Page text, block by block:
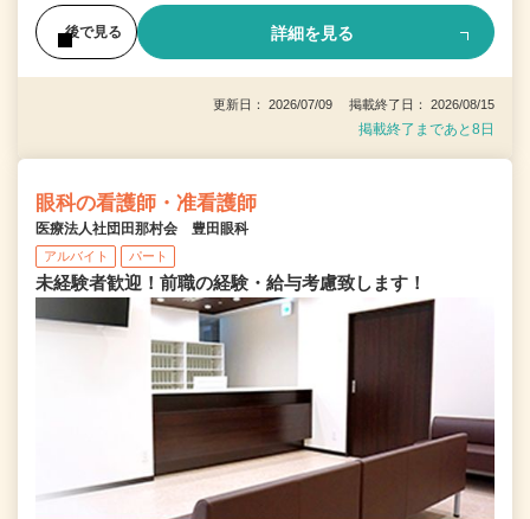
後で見る 詳細を見る
更新日： 2026/07/09 掲載終了日： 2026/08/15
掲載終了まであと8日
眼科の看護師・准看護師
医療法人社団田那村会 豊田眼科
アルバイト パート
未経験者歓迎！前職の経験・給与考慮致します！